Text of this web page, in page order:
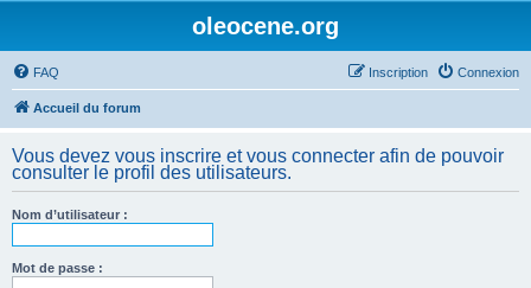
oleocene.org
FAQ Connexion
Inscription
Accueil du forum
Vous devez vous inscrire et vous connecter afin de pouvoir
consulter le profil des utilisateurs.
Nom d’utilisateur :
Mot de passe :